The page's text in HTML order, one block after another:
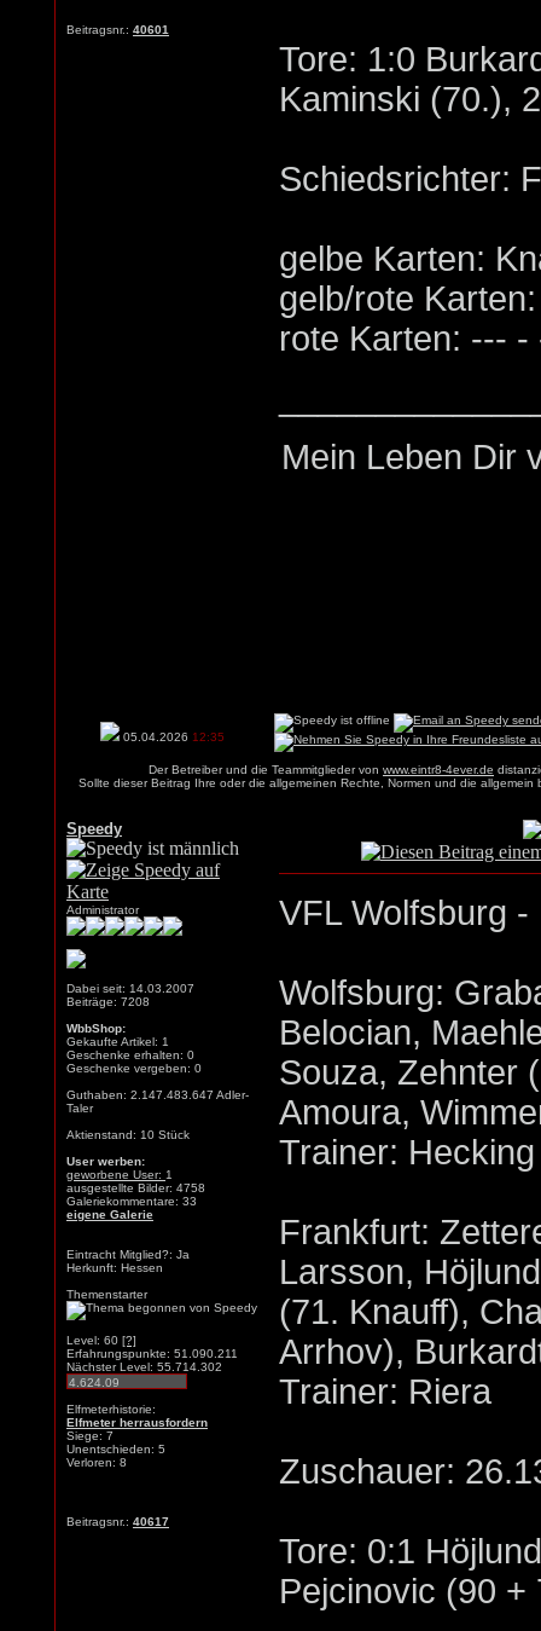
Beitragsnr.: 40601
Tore: 1:0
Kaminski (70.),
Schiedsrichter:
gelbe Karten:
gelb/rote
rote Karten: --- -
Mein Leben Dir
05.04.2026 12:35
Der Betreiber und die Teammitglieder von www.eintr8-4ever.de
Sollte dieser Beitrag Ihre oder die allgemeinen Rechte, Normen und die
Speedy
Administrator
Dabei seit: 14.03.2007
Beiträge: 7208
WbbShop:
Gekaufte Artikel: 1
Geschenke erhalten: 0
Geschenke vergeben: 0
Guthaben: 2.147.483.647 Adler-
Taler
Aktienstand: 10 Stück
User werben:
geworbene User: 1
ausgestellte Bilder: 4758
Galeriekommentare: 33
eigene Galerie
Eintracht Mitglied?: Ja
Herkunft: Hessen
Themenstarter
Level: 60 [?]
Erfahrungspunkte: 51.090.211
Nächster Level: 55.714.302
Elfmeterhistorie:
Elfmeter herrausfordern
Siege: 7
Unentschieden: 5
Verloren: 8
Beitragsnr.: 40617
VFL Wolfsburg
Wolfsburg:
Belocian,
Souza, Zehnter
Amoura,
Trainer: Hecking
Frankfurt:
Larsson,
(71. Knauff),
Arrhov),
Trainer: Riera
Zuschauer:
Tore: 0:1
Pejcinovic (90 +